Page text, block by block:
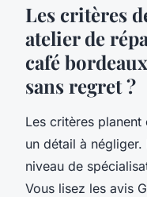
Les critères
atelier de
café
sans regret ?
Les critères planent
un détail à
niveau de
Vous lisez les avis